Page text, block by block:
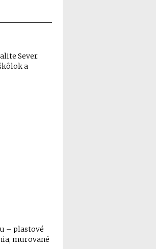
Sever.
a
– plastové
murované